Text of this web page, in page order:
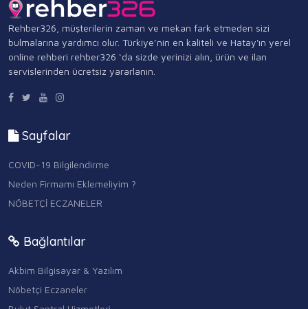
Rehber326, müşterilerin zaman ve mekan fark etmeden sizi
bulmalarına yardımcı olur. Türkiye’nin en kaliteli ve Hatay'ın yerel
online rehberi rehber326 ‘da sizde yerinizi alın, ürün ve ilan
servislerinden ücretsiz yararlanın.
Sayfalar
COVID-19 Bilgilendirme
Neden Firmamı Eklemeliyim ?
NÖBETÇİ ECZANELER
Bağlantılar
Akbim Bilgisayar & Yazılım
Nöbetçi Eczaneler